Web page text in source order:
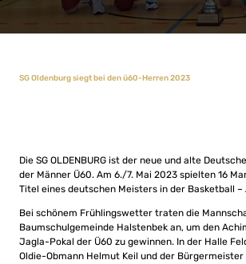
SG Oldenburg siegt bei den ü60-Herren 2023
Die SG OLDENBURG ist der neue und alte
der Männer Ü60. Am 6./7. Mai 2023 spielten 16
Titel eines deutschen Meisters in der Basketball –
Bei schönem Frühlingswetter traten die
Baumschulgemeinde Halstenbek an, um den
Jagla-Pokal der Ü60 zu gewinnen. In der Halle
Oldie-Obmann Helmut Keil und der Bürgermeister